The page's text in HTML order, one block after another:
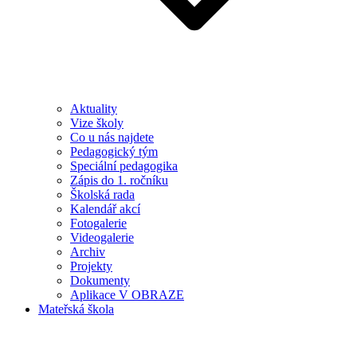
Aktuality
Vize školy
Co u nás najdete
Pedagogický tým
Speciální pedagogika
Zápis do 1. ročníku
Školská rada
Kalendář akcí
Fotogalerie
Videogalerie
Archiv
Projekty
Dokumenty
Aplikace V OBRAZE
Mateřská škola